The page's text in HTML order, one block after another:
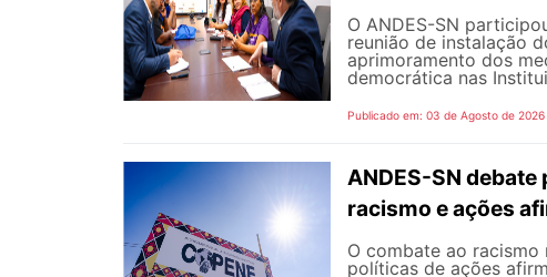
O ANDES-SN
reunião de instalação
aprimoramento dos
democrática nas
Publicado em: 03 de Agosto de 2026
ANDES-SN
racismo e ações
O combate ao
políticas de ações